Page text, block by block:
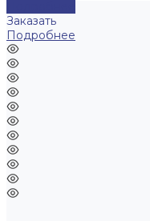
Заказать
Подробнее